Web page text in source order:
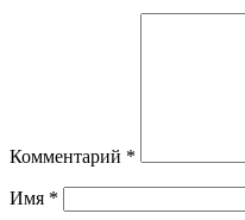
Комментарий *
Имя *